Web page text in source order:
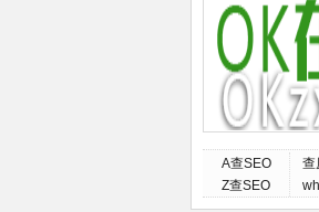
A查SEO
Z查SEO
查